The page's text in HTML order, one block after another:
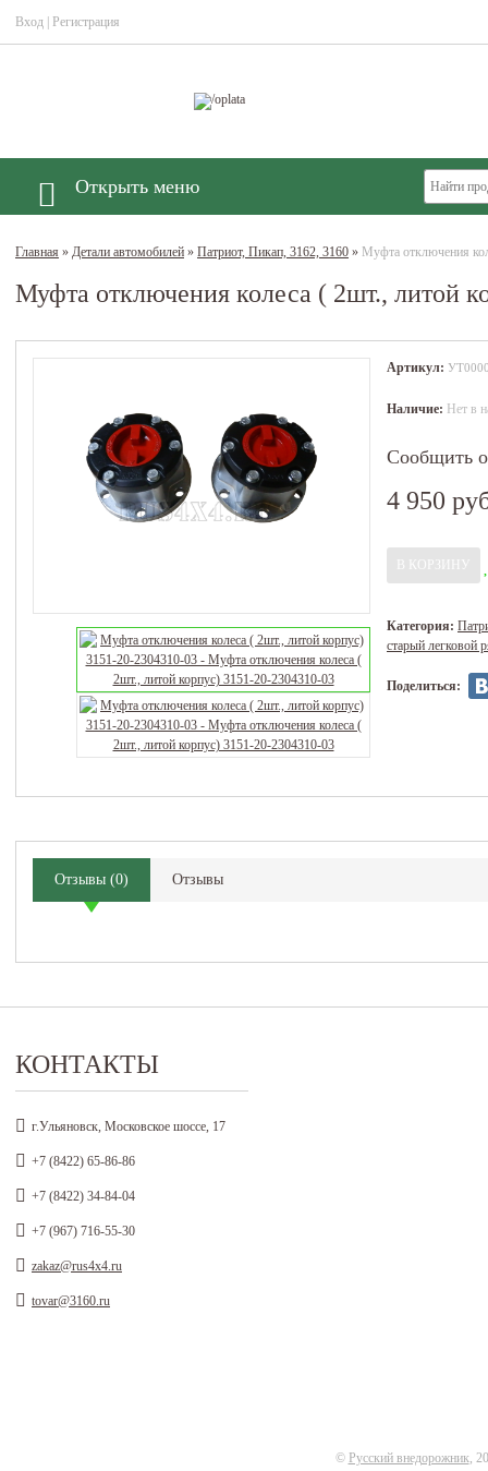
Вход Регистрация
Открыть меню
Главная » Детали автомобилей » Патриот, Пикап, 3162, 3160 » Муфта отключения
Муфта отключения колеса ( 2шт., литой
Артикул:
Наличие: Нет в
Сообщить
4 950
Категория:
старый легковой
Поделиться:
Отзывы (0) Отзывы
КОНТАКТЫ
г.Ульяновск, Московское шоссе, 17
+7 (8422) 65-86-86
+7 (8422) 34-84-04
+7 (967) 716-55-30
zakaz@rus4x4.ru
tovar@3160.ru
© Русский внедорожник ,